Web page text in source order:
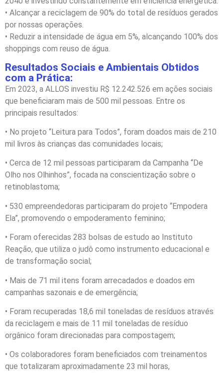
• Alcançar a reciclagem de 90% do total de resíduos gerados
por nossas operações.
• Reduzir a intensidade de água em 5%, alcançando 100% dos
shoppings com reuso de água.
Resultados Sociais e Ambientais Obtidos
com a Prática:
Em 2023, a ALLOS investiu R$ 12.242.526 em ações sociais
que beneficiaram mais de 500 mil pessoas. Entre os
principais resultados:
• No projeto “Leitura para Todos”, foram doados mais de 210
mil livros às crianças das comunidades locais;
• Cerca de 12 mil pessoas participaram da Campanha “De
Olho nos Olhinhos”, focada na conscientização sobre o
retinoblastoma;
• 530 empreendedoras participaram do projeto “Empodera
Ela”, promovendo o empoderamento feminino;
• Foram oferecidas 283 bolsas de estudo ao Instituto
Reação, que utiliza o judô como instrumento educacional e
de transformação social;
• Mais de 71 mil itens foram arrecadados e doados em
campanhas sazonais e de emergência;
• Foram recuperadas 18,6 mil toneladas de resíduos através
da reciclagem e mais de 11 mil toneladas de resíduo
orgânico foram direcionadas para compostagem;
• Os colaboradores foram beneficiados com treinamentos
que totalizaram aproximadamente 23 mil horas,